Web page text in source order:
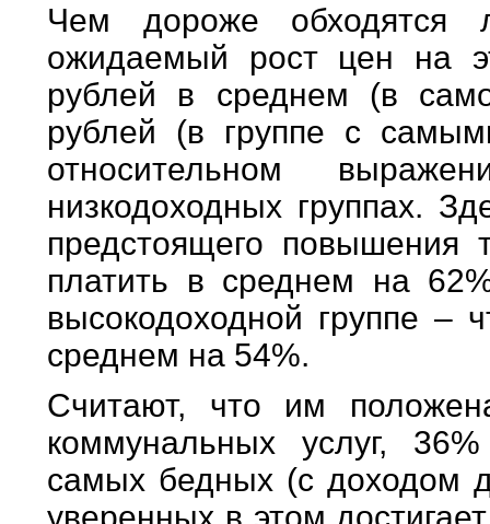
Чем дороже
ожидаемый рост цен на
рублей в среднем (в
рублей (в группе с
относительном
низкодоходных группах.
предстоящего
платить в среднем на
высокодоходной группе –
среднем на 54%.
Считают, что им
коммунальных услуг,
самых бедных (с доходом
уверенных в этом